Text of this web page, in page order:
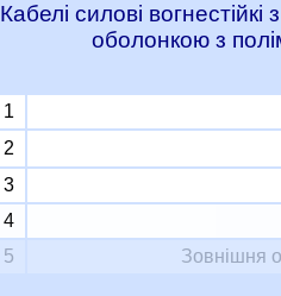
Кабелі силові
оболонкою з
1
2
3
4
5
Зовнішня